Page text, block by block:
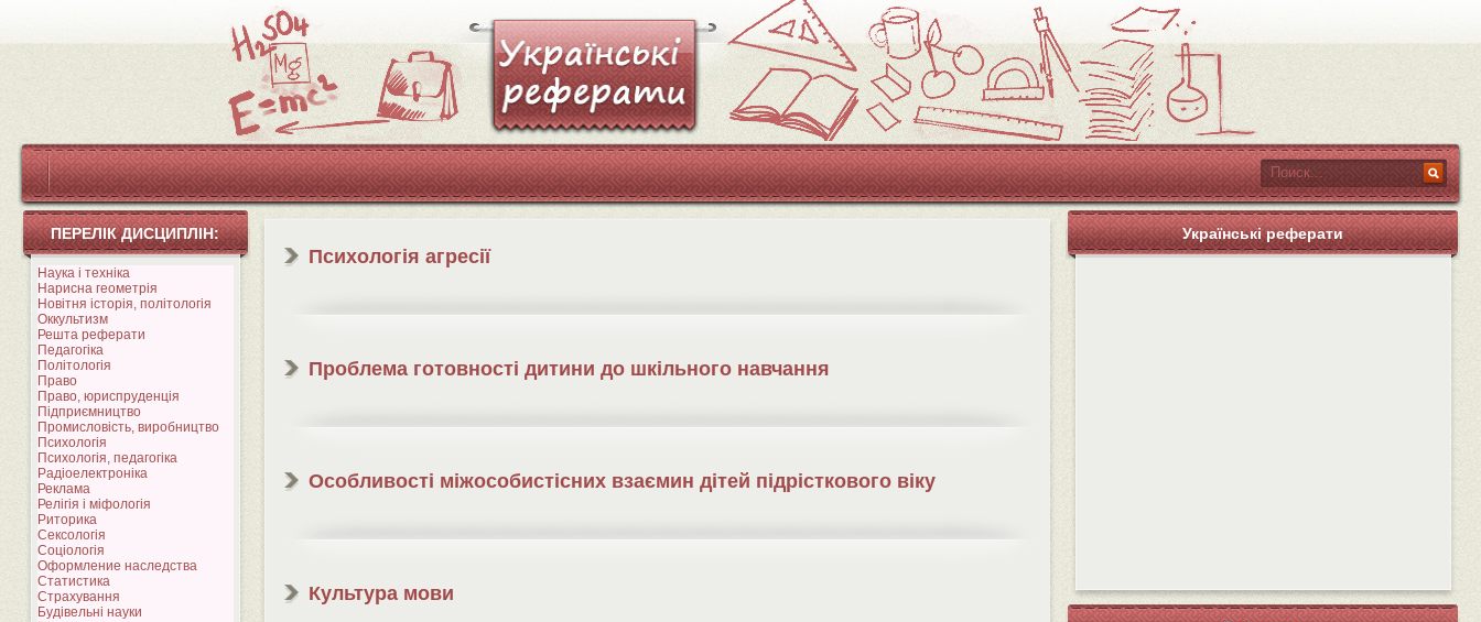
ПЕРЕЛІК ДИСЦИПЛІН:
Наука і техніка
Нарисна геометрія
Новітня історія, політологія
Оккультизм
Решта реферати
Педагогіка
Політологія
Право
Право, юриспруденція
Підприємництво
Промисловість, виробництво
Психологія
Психологія, педагогіка
Радіоелектроніка
Реклама
Релігія і міфологія
Риторика
Сексологія
Соціологія
Оформление наследства
Статистика
Страхування
Будівельні науки
Психологія агресії
Проблема готовності дитини до шкільного навчання
Особливості міжособистісних взаємин дітей підрісткового віку
Культура мови
Українські реферати